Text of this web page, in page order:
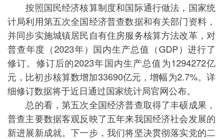
按照国民经济核算制度和国际通行做法，国家统
计局利用第五次全国经济普查数据和有关部门资料，
并同步实施城镇居民自有住房服务核算方法改革，对
普查年度（2023年）国内生产总值（GDP）进行了
修订。修订后的2023年国内生产总值为1294272亿
元，比初步核算数增加33690亿元，增幅为2.7%。详
细修订数据将于近日通过国家统计局官网公布。
总的看，第五次全国经济普查取得了丰硕成果，
普查主要数据客观反映了五年来我国经济社会发展的
新进展新成就。下一步，我们将坚决贯彻落实党的二